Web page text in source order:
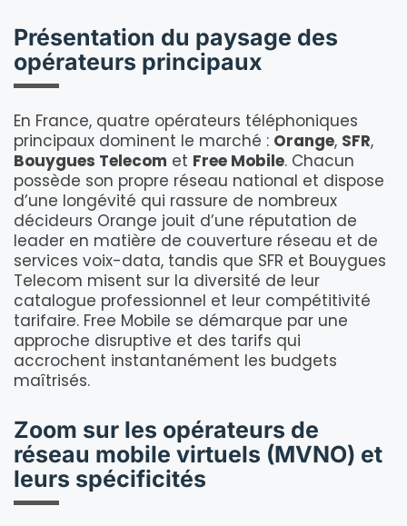
Présentation du paysage des
opérateurs principaux
En France, quatre opérateurs téléphoniques
principaux dominent le marché : Orange, SFR,
Bouygues Telecom et Free Mobile. Chacun
possède son propre réseau national et dispose
d’une longévité qui rassure de nombreux
décideurs Orange jouit d’une réputation de
leader en matière de couverture réseau et de
services voix-data, tandis que SFR et Bouygues
Telecom misent sur la diversité de leur
catalogue professionnel et leur compétitivité
tarifaire. Free Mobile se démarque par une
approche disruptive et des tarifs qui
accrochent instantanément les budgets
maîtrisés.
Zoom sur les opérateurs de
réseau mobile virtuels (MVNO) et
leurs spécificités